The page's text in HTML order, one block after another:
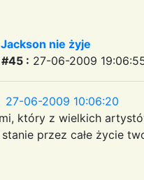
nie żyje
: 27-06-2009
27-06-2009 10:06:20
który z wielkich
przez całe życie